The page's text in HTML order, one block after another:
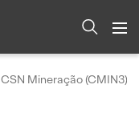
CSN Mineração (CMIN3):